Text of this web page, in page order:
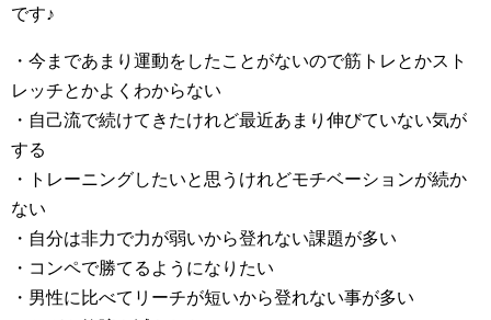
です♪
・今まであまり運動をしたことがないので筋トレとかスト
レッチとかよくわからない
・自己流で続けてきたけれど最近あまり伸びていない気が
する
・トレーニングしたいと思うけれどモチベーションが続か
ない
・自分は非力で力が弱いから登れない課題が多い
・コンペで勝てるようになりたい
・男性に比べてリーチが短いから登れない事が多い